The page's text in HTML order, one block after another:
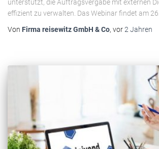
unterstützt, die Auftragsvergabe mit externen
effizient zu verwalten. Das Webinar findet am 26.
Von Firma reisewitz GmbH & Co, vor2 Jahren